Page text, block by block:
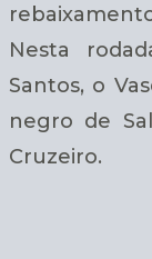
Nesta
Santos, o
negro de
Cruzeiro.